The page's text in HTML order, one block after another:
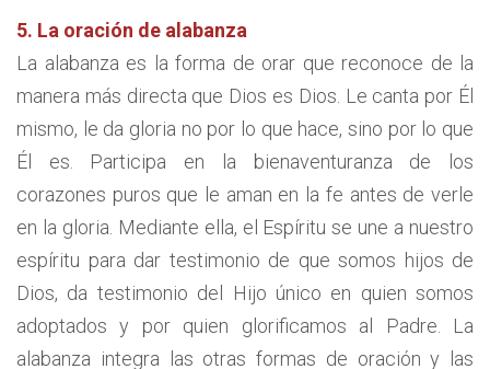
5. La oración de alabanza
La alabanza es la forma de orar que reconoce de la
manera más directa que Dios es Dios. Le canta por Él
mismo, le da gloria no por lo que hace, sino por lo que
Él es. Participa en la bienaventuranza de los
corazones puros que le aman en la fe antes de verle
en la gloria. Mediante ella, el Espíritu se une a nuestro
espíritu para dar testimonio de que somos hijos de
Dios, da testimonio del Hijo único en quien somos
adoptados y por quien glorificamos al Padre. La
alabanza integra las otras formas de oración y las